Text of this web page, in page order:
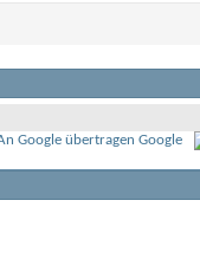
Google